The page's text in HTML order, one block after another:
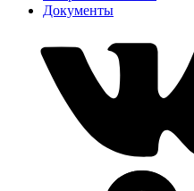
Документы